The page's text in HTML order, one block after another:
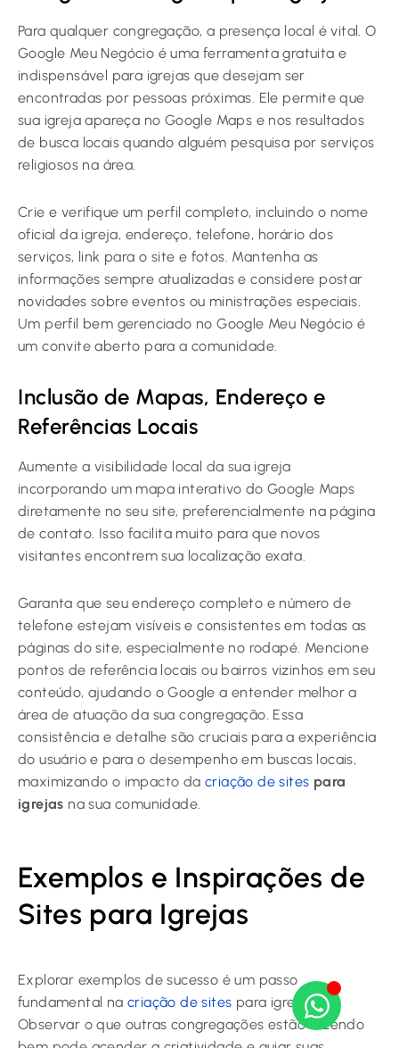
Para qualquer congregação, a presença local é vital. O
Google Meu Negócio é uma ferramenta gratuita e
indispensável para igrejas que desejam ser
encontradas por pessoas próximas. Ele permite que
sua igreja apareça no Google Maps e nos resultados
de busca locais quando alguém pesquisa por serviços
religiosos na área.
Crie e verifique um perfil completo, incluindo o nome
oficial da igreja, endereço, telefone, horário dos
serviços, link para o site e fotos. Mantenha as
informações sempre atualizadas e considere postar
novidades sobre eventos ou ministrações especiais.
Um perfil bem gerenciado no Google Meu Negócio é
um convite aberto para a comunidade.
Inclusão de Mapas, Endereço e
Referências Locais
Aumente a visibilidade local da sua igreja
incorporando um mapa interativo do Google Maps
diretamente no seu site, preferencialmente na página
de contato. Isso facilita muito para que novos
visitantes encontrem sua localização exata.
Garanta que seu endereço completo e número de
telefone estejam visíveis e consistentes em todas as
páginas do site, especialmente no rodapé. Mencione
pontos de referência locais ou bairros vizinhos em seu
conteúdo, ajudando o Google a entender melhor a
área de atuação da sua congregação. Essa
consistência e detalhe são cruciais para a experiência
do usuário e para o desempenho em buscas locais,
maximizando o impacto da criação de sites para
igrejas na sua comunidade.
Exemplos e Inspirações de
Sites para Igrejas
Explorar exemplos de sucesso é um passo
fundamental nacriação de sites para igrejas.
Observar o que outras congregações estão fazendo